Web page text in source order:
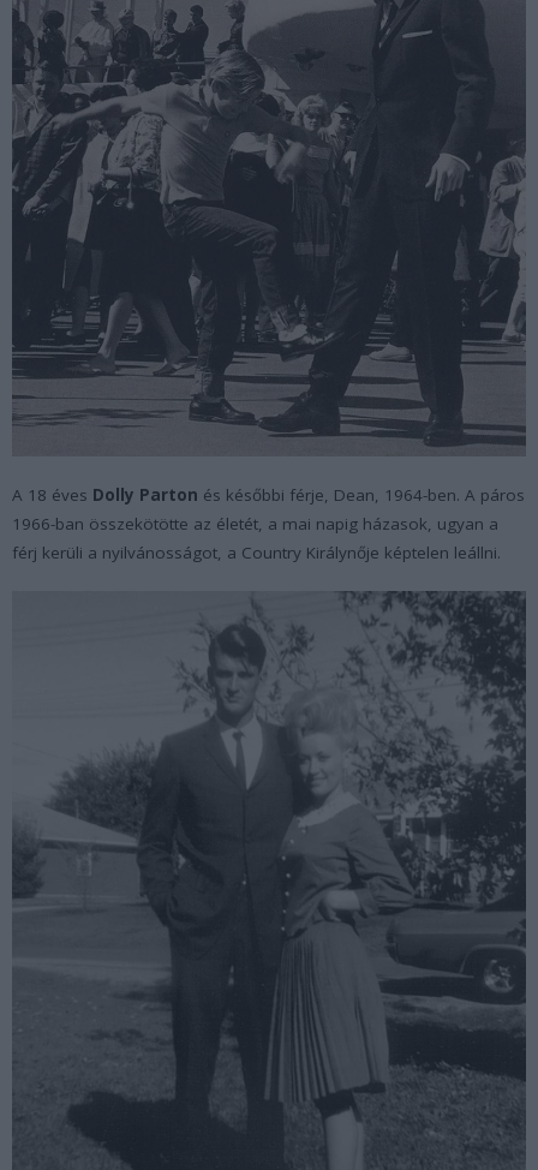
A 18 éves Dolly Parton és későbbi férje, Dean, 1964-ben. A páros
1966-ban összekötötte az életét, a mai napig házasok, ugyan a
férj kerüli a nyilvánosságot, a Country Királynője képtelen leállni.